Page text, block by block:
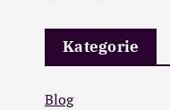
Kategorie
Blog